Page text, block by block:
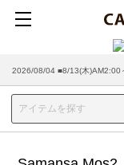
2026/08/04 ■8/13(木)AM2:00
2026/07/29 ■【お知らせ】ヤ